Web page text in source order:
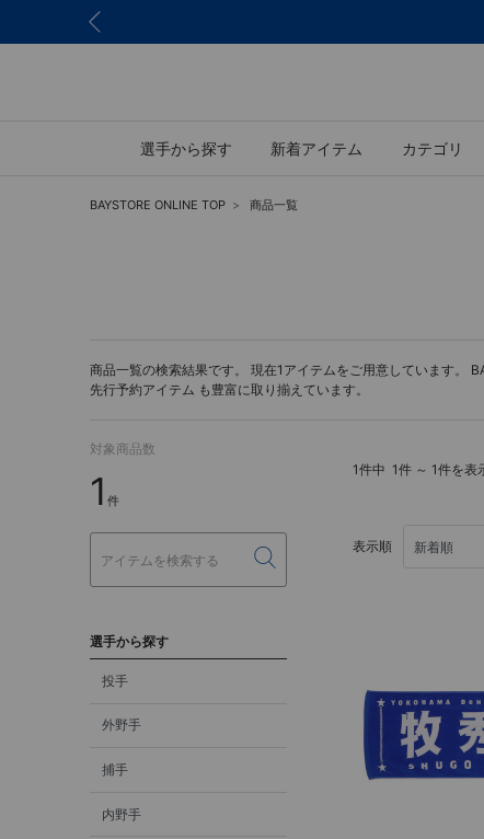
選手から探す 新着アイテム カテゴリ
BAYSTORE ONLINE TOP 商品一覧
商品一覧の検索結果です。 現在1アイテムをご用意しています。
先行予約アイテム も豊富に取り揃えています。
対象商品数
1 件
選手から探す
投手
外野手
捕手
内野手
1件中 1件 ～ 1件を表
表示順